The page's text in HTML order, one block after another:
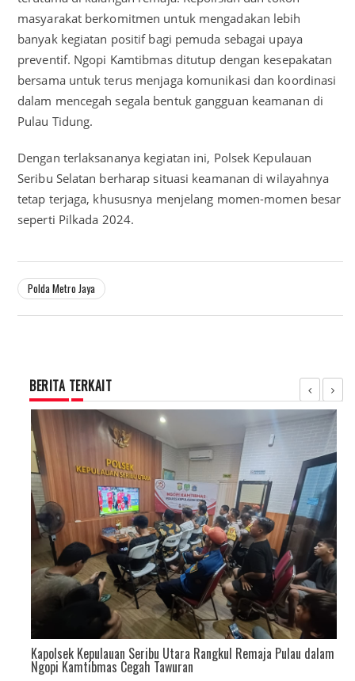
masyarakat berkomitmen untuk mengadakan lebih
banyak kegiatan positif bagi pemuda sebagai upaya
preventif. Ngopi Kamtibmas ditutup dengan kesepakatan
bersama untuk terus menjaga komunikasi dan koordinasi
dalam mencegah segala bentuk gangguan keamanan di
Pulau Tidung.
Dengan terlaksananya kegiatan ini, Polsek Kepulauan
Seribu Selatan berharap situasi keamanan di wilayahnya
tetap terjaga, khususnya menjelang momen-momen besar
seperti Pilkada 2024.
Polda Metro Jaya
BERITA TERKAIT
Kapolsek Kepulauan Seribu Utara Rangkul Remaja Pulau dalam
Ngopi Kamtibmas Cegah Tawuran